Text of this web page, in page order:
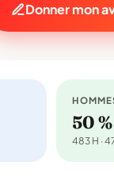
Donner mon
50
483 H ·